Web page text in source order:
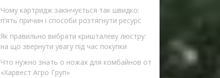
Чому картридж закінчується так швидко:
п’ять причин і способи розтягнути ресурс
Як правильно вибрати кришталеву люстру:
на що звернути увагу під час покупки
Что нужно знать о ножах для комбайнов от
«Харвест Агро Груп»